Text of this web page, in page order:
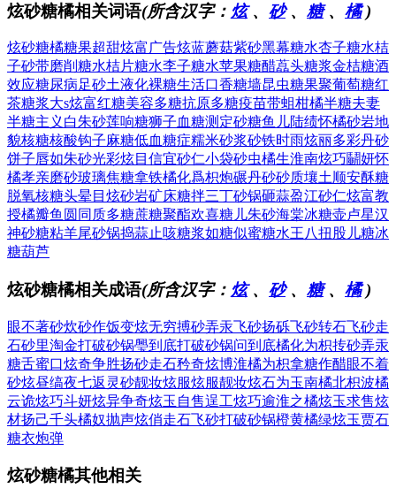
炫砂糖橘相关词语(所含汉字： 炫、 砂、 糖、 橘)
炫砂糖橘糖果超甜炫富广告炫蓝蘑菇紫砂黑幕糖水杏子糖水桔
子砂带磨削 糖水桔片糖水李子糖水苹果糖醋藠头糖浆金桔糖酒
效应糖尿病足砂土液化裸糖生活口香糖墙昆虫糖果聚葡萄糖红
茶糖浆大s炫富红糖美容多糖抗原多糖疫苗带蛆柑橘半糖夫妻
半糖主义 白朱砂莲响糖狮子血糖测定砂糖鱼儿陆绩怀橘砂岩地
貌核糖核酸钩子麻糖低血糖症糯米砂浆砂铁时雨炫丽多彩丹砂
饼子唇如朱砂光彩炫目 信宜砂仁小袋砂虫橘生淮南炫巧鬭妍怀
橘孝亲磨砂玻璃焦糖拿铁橘化爲枳炮碾丹砂砂质壤土顺安酥糖
脱氧核糖头晕目炫砂岩矿床糖拌三丁砂锅砸蒜盈江砂仁炫富教
授橘瓣鱼圆 同质多糖蔗糖聚酯欢喜糖儿朱砂海棠冰糖壶卢星汉
神砂糖粘羊尾砂锅捣蒜止咳糖浆如糖似蜜糖水王八扭股儿糖冰
糖葫芦
炫砂糖橘相关成语(所含汉字： 炫、 砂、 糖、 橘)
眼不著砂炊砂作饭变炫无穷搏砂弄汞飞砂扬砾飞砂转石飞砂走
石砂里淘金打破砂锅璺到底打破砂锅问到底橘化为枳抟砂弄汞
糖舌蜜口炫奇争胜扬砂走石矜奇炫博淮橘为枳拿糖作醋眼不着
砂炫昼缟夜七返灵砂靓妆炫服炫服靓妆炫石为玉南橘北枳波橘
云诡炫巧斗妍炫异争奇炫玉自售逞工炫巧逾淮之橘炫玉求售炫
材扬己千头橘奴抛声炫俏走石飞砂打破砂锅橙黄橘绿炫玉贾石
糖衣炮弹
炫砂糖橘其他相关